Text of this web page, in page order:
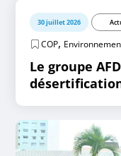
30 juillet 2026
COP,
Le groupe